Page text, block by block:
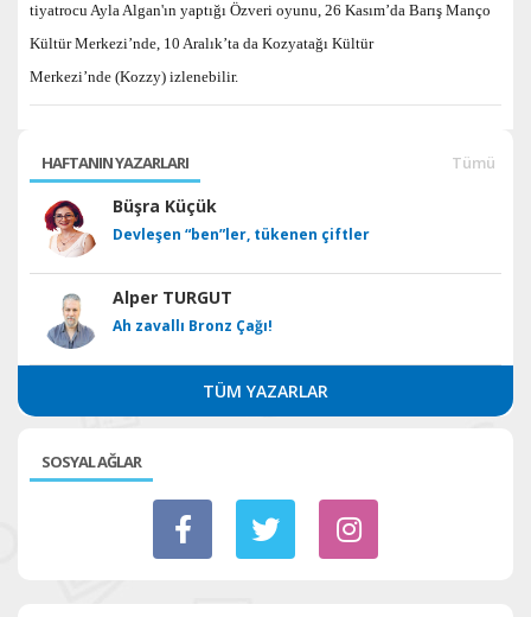
tiyatrocu Ayla Algan'ın yaptığı Özveri oyunu, 26 Kasım’da Barış Manço
Kültür Merkezi’nde, 10 Aralık’ta da Kozyatağı Kültür
Merkezi’nde (Kozzy) izlenebilir.
HAFTANIN YAZARLARI Tümü
Büşra Küçük
Devleşen “ben”ler, tükenen çiftler
Alper TURGUT
Ah zavallı Bronz Çağı!
TÜM YAZARLAR
SOSYAL AĞLAR